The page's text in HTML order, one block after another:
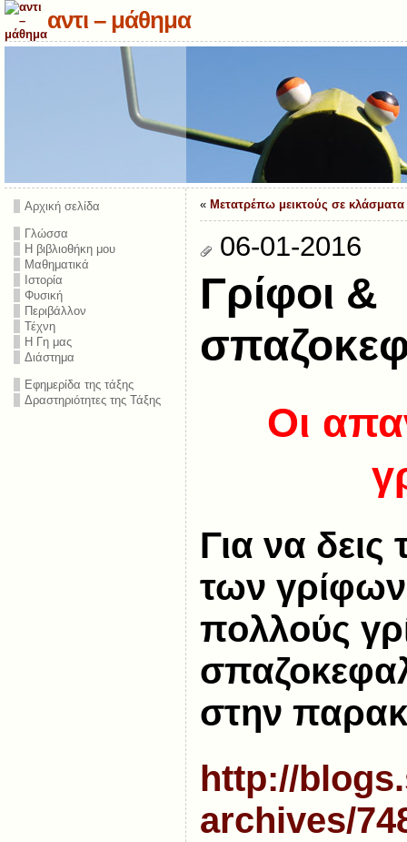
αντι – μάθημα
Αρχική σελίδα
Γλώσσα
Η βιβλιοθήκη μου
Μαθηματικά
Ιστορία
Φυσική
Περιβάλλον
Τέχνη
Η Γη μας
Διάστημα
Εφημερίδα της τάξης
Δραστηριότητες της Τάξης
« Μετατρέπω μεικτούς σε κλάσματα
06-01-2016
Γρίφοι &
Οι
Για να δεις
των
πολλούς
στην
http://
archives/